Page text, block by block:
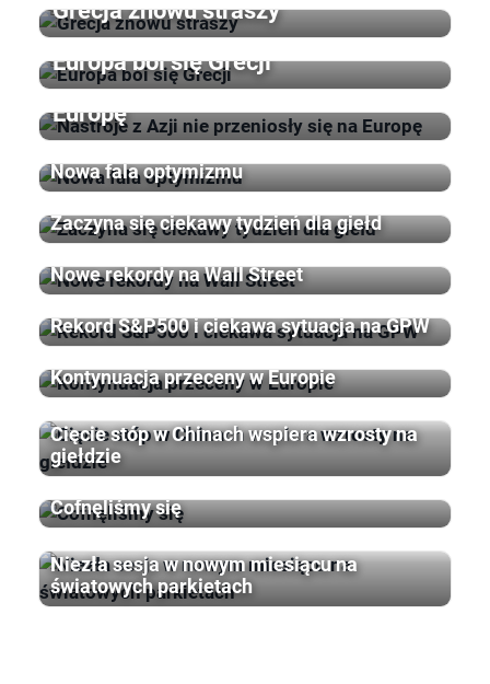
Grecja znowu straszy
Europa boi się Grecji
Nastroje z Azji nie przeniosły się na
Europę
Nowa fala optymizmu
Zaczyna się ciekawy tydzień dla giełd
Nowe rekordy na Wall Street
Rekord S&P500 i ciekawa sytuacja na GPW
Kontynuacja przeceny w Europie
Cięcie stóp w Chinach wspiera wzrosty na
giełdzie
Cofnęliśmy się
Niezła sesja w nowym miesiącu na
światowych parkietach